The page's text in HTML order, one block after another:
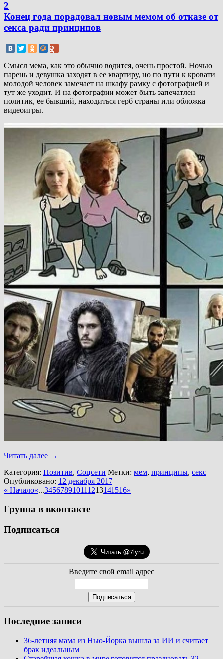
2
Конец года порадовал новым мемом об отказе от
секса ради принципов
Смысл мема, как это обычно водится, очень простой. Ночью
парень и девушка заходят в ее квартиру, но по пути к кровати
молодой человек замечает на шкафу рамку с фотографией и
тут же уходит. И на фотографии может быть запечатлен
политик, ее бывший, находиться герб страны или обложка
видеоигры.
Читать далее →
Категория: Позитив, Соцсети Метки: мем, принципы, секс
Опубликовано: 12 декабря 2017
« Начало«...345678910111213141516»
Группа в вконтакте
Подписаться
Введите свой email адрес
Последние записи
36-летняя мама из Нью-Йорка вышла за ИИ и считает
брак идеальным